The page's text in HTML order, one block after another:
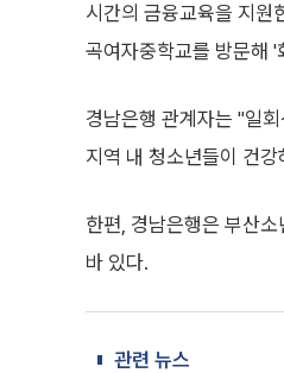
시간의 금융교육을 지원
곡여자중학교를 방문해
경남은행 관계자는 "일
지역 내 청소년들이 건
한편, 경남은행은 부산
바 있다.
관련 뉴스